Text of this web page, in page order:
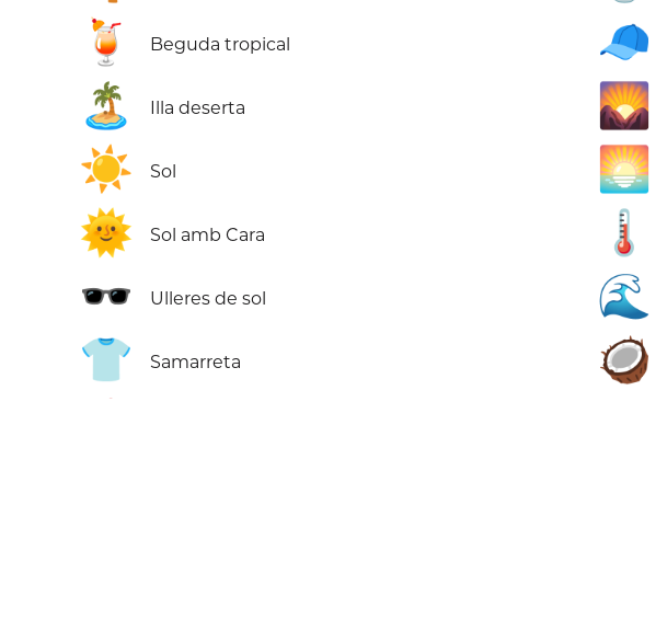
🍹 Beguda tropical
🏝️ Illa deserta
☀️ Sol
🌞 Sol amb Cara
🕶️ Ulleres de sol
👕 Samarreta
🧢
🌄
🌅
🌡️
🌊
🥥